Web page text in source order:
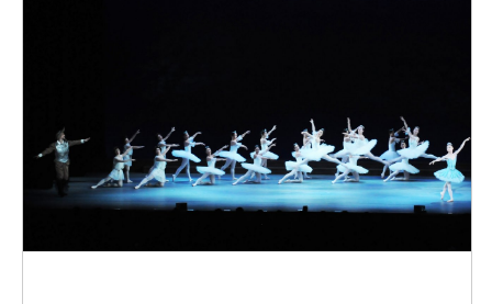
人形」アラブ・ソリスト出演。2001年森下洋子舞踊歴50
周年記念作品「アレテー」「On the Dancing Planet」に出
以降数々の公演に現在も出演。